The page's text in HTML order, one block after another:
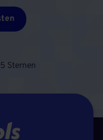
Sternen